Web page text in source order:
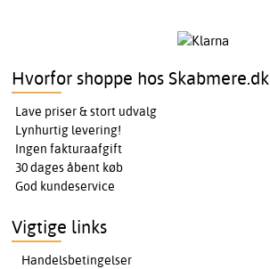
Hvorfor shoppe hos Skabmere.dk
Lave priser & stort udvalg
Lynhurtig levering!
Ingen fakturaafgift
30 dages åbent køb
God kundeservice
Vigtige links
Handelsbetingelser